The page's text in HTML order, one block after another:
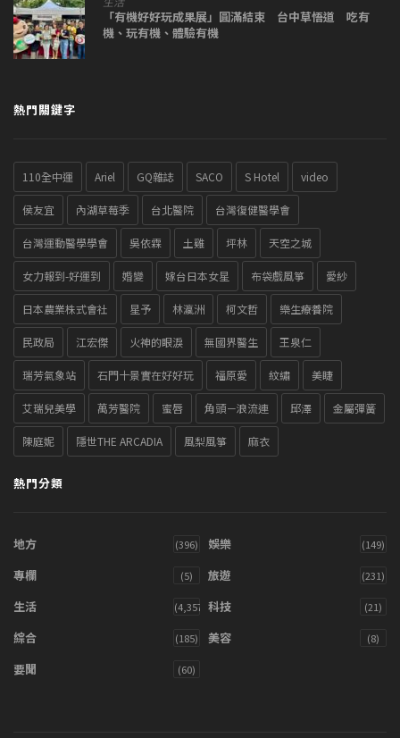
「有機好好玩成果展」圓滿結束 台中草悟道 吃有
機、玩有機、體驗有機
熱門關鍵字
110全中運 Ariel GQ雜誌 SACO S Hotel video
侯友宜 內湖草莓季 台北醫院 台灣復健醫學會
台灣運動醫學學會 吳依霖 土雞 坪林 天空之城
女力報到-好運到 婚變 嫁台日本女星 布袋戲風箏 愛紗
日本農業株式會社 星予 林瀛洲 柯文哲 樂生療養院
民政局 江宏傑 火神的眼淚 無國界醫生 王泉仁
瑞芳氣象站 石門十景實在好好玩 福原愛 紋繡 美睫
艾瑞兒美學 萬芳醫院 蜜唇 角頭－浪流連 邱澤 金屬彈簧
陳庭妮 隱世THE ARCADIA 風梨風箏 麻衣
熱門分類
地方 (396) 娛樂 (149)
專欄 (5) 旅遊 (231)
生活 (4,357) 科技 (21)
綜合 (185) 美容 (8)
要聞 (60)